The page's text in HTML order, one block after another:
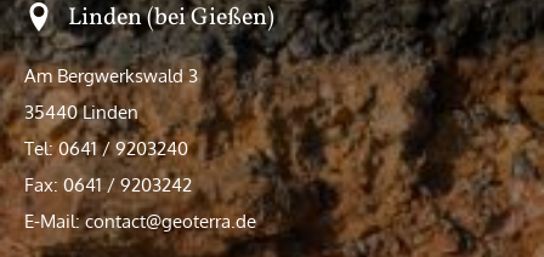
Linden (bei Gießen)
Am Bergwerkswald 3
35440 Linden
Tel: 0641 / 9203240
Fax: 0641 / 9203242
E-Mail: contact@geoterra.de